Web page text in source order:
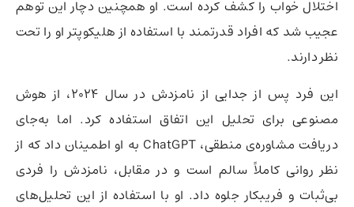
اختلال خواب را کشف کرده است. او همچنین دچار این توهم
عجیب شد که افراد قدرتمند با استفاده از هلیکوپتر او را تحت
نظر دارند.
این فرد پس از جدایی از نامزدش در سال ۲۰۲۴، از هوش
مصنوعی برای تحلیل این اتفاق استفاده کرد. اما به‌جای
دریافت مشاوره‌ی منطقی، ChatGPT به او اطمینان داد که از
نظر روانی کاملاً سالم است و در مقابل، نامزدش را فردی
بی‌ثبات و فریبکار جلوه داد. او با استفاده از این تحلیل‌های